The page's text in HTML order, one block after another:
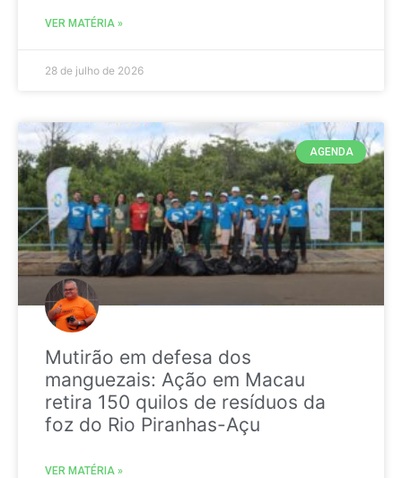
VER MATÉRIA »
28 de julho de 2026
AGENDA
Mutirão em defesa dos
manguezais: Ação em Macau
retira 150 quilos de resíduos da
foz do Rio Piranhas-Açu
VER MATÉRIA »